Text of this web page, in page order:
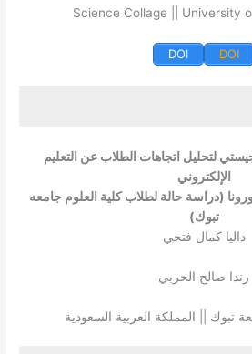
Science Collage || University
DOI
DOI
factors affecting the satisfaction
University of Tabuk with the e-
COVID- 19 from the
themselves to reveal the
students and their
Faculty of Science, University of
used to collect information related
لتحليل اتجاهات الطلاب عن التعليم
الإلكتروني
(دراسة حالة لطلاب كلية العلوم جامعه
تبوك)
داليا كمال فتحي
رندا صالح الحربي
تبوك || المملكة العربية السعودية